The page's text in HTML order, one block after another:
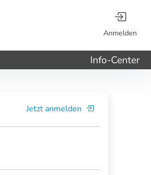
Anmelden
Info-Center
Jetzt anmelden